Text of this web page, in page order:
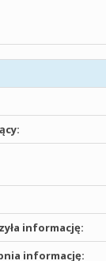
informację:
informację: